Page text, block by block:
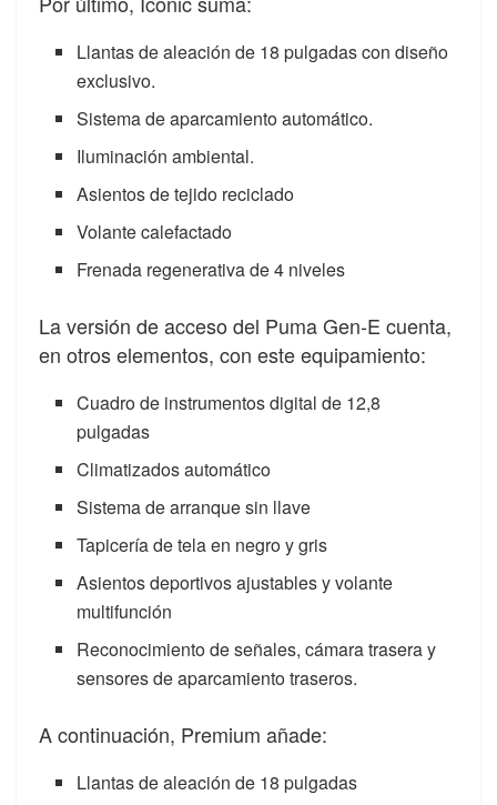
Llantas de aleación de 18 pulgadas con diseño
exclusivo.
Sistema de aparcamiento automático.
Iluminación ambiental.
Asientos de tejido reciclado
Volante calefactado
Frenada regenerativa de 4 niveles
La versión de acceso del Puma Gen-E cuenta,
en otros elementos, con este equipamiento:
Cuadro de instrumentos digital de 12,8
pulgadas
Climatizados automático
Sistema de arranque sin llave
Tapicería de tela en negro y gris
Asientos deportivos ajustables y volante
multifunción
Reconocimiento de señales, cámara trasera y
sensores de aparcamiento traseros.
A continuación, Premium añade:
Llantas de aleación de 18 pulgadas